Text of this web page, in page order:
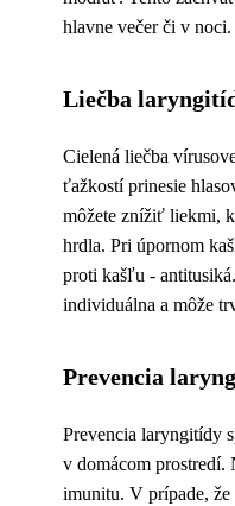
hlavne večer či v noci.
Liečba
Cielená liečba
ťažkostí prinesie
môžete znížiť liekmi,
hrdla. Pri úpornom
proti kašľu -
individuálna a môže
Prevencia
Prevencia laryngitídy
v domácom prostredí.
imunitu. V prípade, že